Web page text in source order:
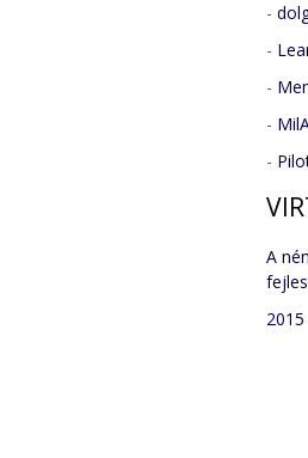
-
-
-
-
-
A